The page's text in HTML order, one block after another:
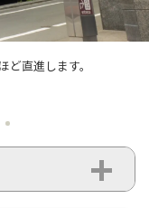
ど直進します。